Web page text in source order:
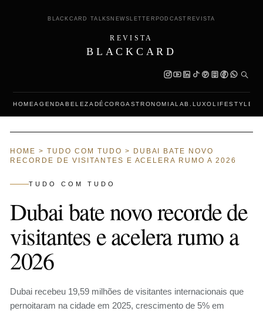
BLACKCARD TALKS NEWSLETTER PODCAST REVISTA
REVISTA
BLACKCARD
HOMEAGENDABELEZA DÉCORGASTRONOMIALAB.LUXOLIFESTYLE
HOME > TUDO COM TUDO >
DUBAI BATE NOVO
RECORDE DE VISITANTES E ACELERA RUMO A 2026
TUDO COM TUDO
Dubai bate novo recorde de
visitantes e acelera rumo a
2026
Dubai recebeu 19,59 milhões de visitantes internacionais que
pernoitaram na cidade em 2025, crescimento de 5% em